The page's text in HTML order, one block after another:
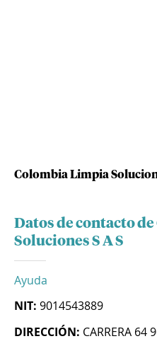
Colombia Limpia
Datos de contacto
Soluciones S A S
Ayuda
NIT: 9014543889
DIRECCIÓN: CARRERA 64